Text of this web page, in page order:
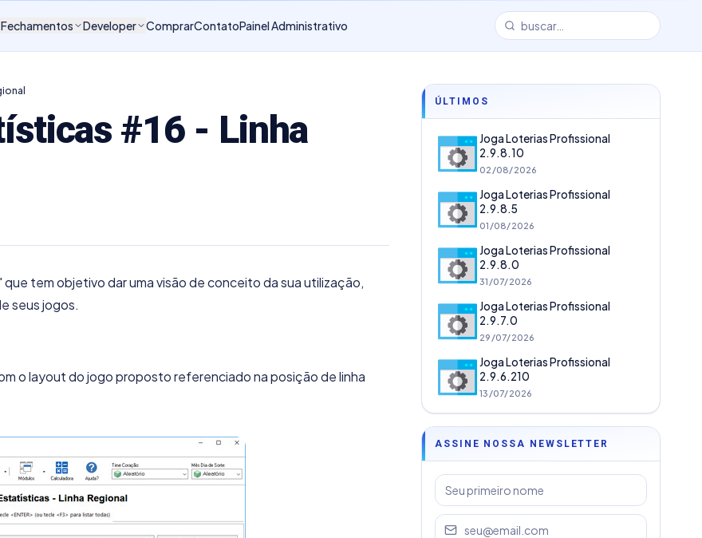
Fechamentos Developer ComprarContatoPainel Administrativo
#16 - Linha
tem objetivo dar uma visão de conceito da sua utilização,
seus jogos.
o layout do jogo proposto referenciado na posição de linha
ÚLTIMOS
Joga Loterias Profissional
2.9.8.10
02/08/2026
Joga Loterias Profissional
2.9.8.5
01/08/2026
Joga Loterias Profissional
2.9.8.0
31/07/2026
Joga Loterias Profissional
2.9.7.0
29/07/2026
Joga Loterias Profissional
2.9.6.210
13/07/2026
ASSINE NOSSA NEWSLETTER